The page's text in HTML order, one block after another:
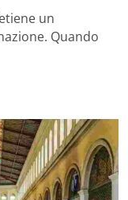
un
Quando